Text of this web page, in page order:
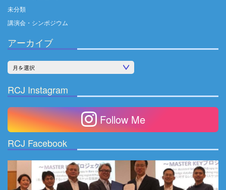
未分類
講演会・シンポジウム
アーカイブ
カ
イ
ブ
RCJ Instagram
Follow Me
RCJ Facebook